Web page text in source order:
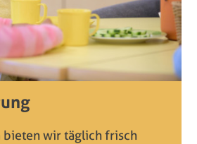
bieten wir täglich frisch